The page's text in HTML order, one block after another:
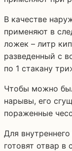
В качестве
применяют в
ложек – литр
разведенный с
по 1 стакану
Чтобы можно
нарывы, его
пораженные
Для
готовят отвар